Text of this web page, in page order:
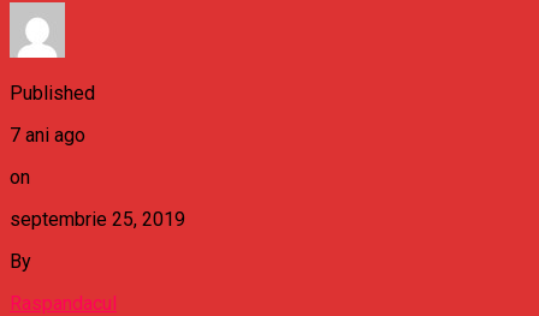
Published
7 ani ago
on
septembrie 25, 2019
By
Raspandacul